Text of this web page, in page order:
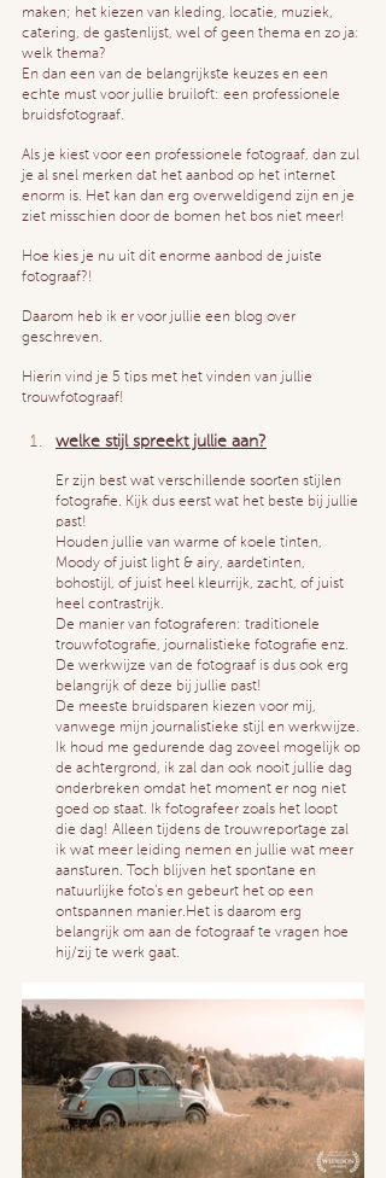
maken; het kiezen van kleding, locatie, muziek,
catering, de gastenlijst, wel of geen thema en zo ja:
welk thema?
En dan een van de belangrijkste keuzes en een
echte must voor jullie bruiloft: een professionele
bruidsfotograaf.
Als je kiest voor een professionele fotograaf, dan zul
je al snel merken dat het aanbod op het internet
enorm is. Het kan dan erg overweldigend zijn en je
ziet misschien door de bomen het bos niet meer!
Hoe kies je nu uit dit enorme aanbod de juiste
fotograaf?!
Daarom heb ik er voor jullie een blog over
geschreven.
Hierin vind je 5 tips met het vinden van jullie
trouwfotograaf!
welke stijl spreekt jullie aan?
Er zijn best wat verschillende soorten stijlen
fotografie. Kijk dus eerst wat het beste bij jullie
past!
Houden jullie van warme of koele tinten,
Moody of juist light & airy, aardetinten,
bohostijl, of juist heel kleurrijk, zacht, of juist
heel contrastrijk.
De manier van fotograferen: traditionele
trouwfotografie, journalistieke fotografie enz.
De werkwijze van de fotograaf is dus ook erg
belangrijk of deze bij jullie past!
De meeste bruidsparen kiezen voor mij,
vanwege mijn journalistieke stijl en werkwijze.
Ik houd me gedurende dag zoveel mogelijk op
de achtergrond, ik zal dan ook nooit jullie dag
onderbreken omdat het moment er nog niet
goed op staat. Ik fotografeer zoals het loopt
die dag! Alleen tijdens de trouwreportage zal
ik wat meer leiding nemen en jullie wat meer
aansturen. Toch blijven het spontane en
natuurlijke foto’s en gebeurt het op een
ontspannen manier.Het is daarom erg
belangrijk om aan de fotograaf te vragen hoe
hij/zij te werk gaat.